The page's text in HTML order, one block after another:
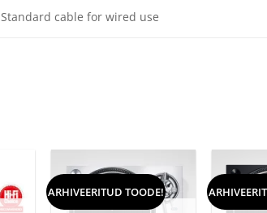
Standard cable for wired use
ARHIVEERITUD TOODE!